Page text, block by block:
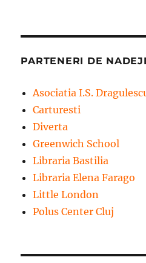
PARTENERI DE
Asociatia I.S.
Carturesti
Diverta
Greenwich School
Libraria Bastilia
Libraria Elena Farago
Little London
Polus Center Cluj